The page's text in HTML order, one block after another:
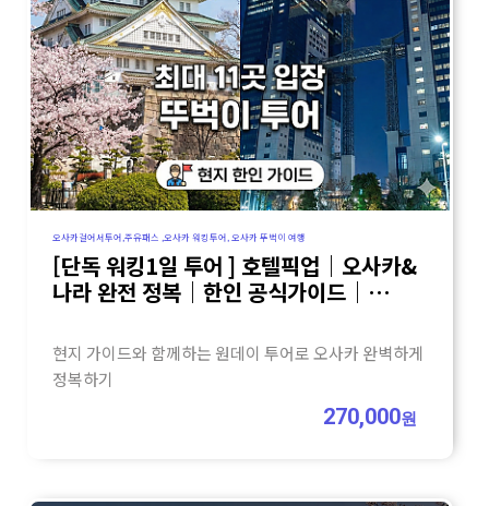
오사카걸어서투어,주유패스 ,오사카 워킹투어, 오사카 뚜벅이 여행
[단독 워킹1일 투어 ] 호텔픽업｜오사카&
나라 완전 정복｜한인 공식가이드｜
현지 가이드와 함께하는 원데이 투어로 오사카 완벽하게
정복하기
270,000원